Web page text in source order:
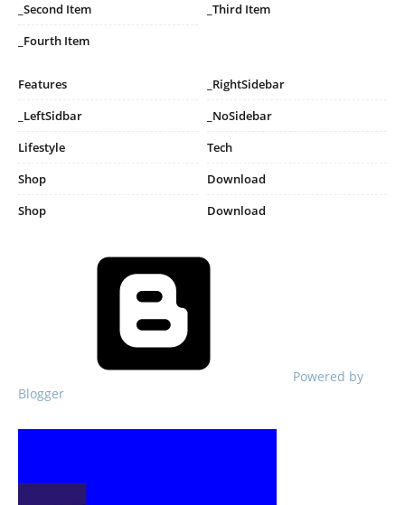
_Second Item
_Third Item
_Fourth Item
Features
_RightSidebar
_LeftSidbar
_NoSidebar
Lifestyle
Tech
Shop
Download
Shop
Download
Powered by
Blogger